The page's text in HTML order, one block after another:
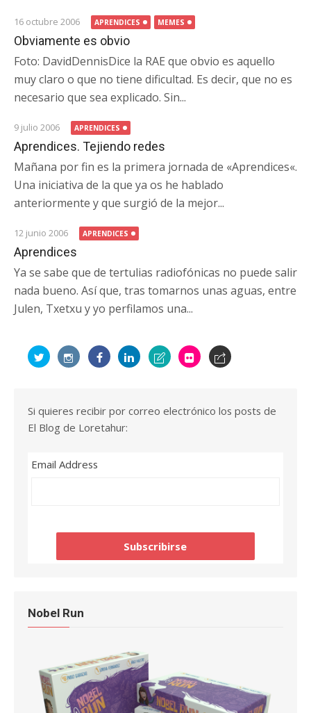
16 octubre 2006 APRENDICES MEMES
Obviamente es obvio
Foto: DavidDennisDice la RAE que obvio es aquello
muy claro o que no tiene dificultad. Es decir, que no es
necesario que sea explicado. Sin...
9 julio 2006 APRENDICES
Aprendices. Tejiendo redes
Mañana por fin es la primera jornada de «Aprendices«.
Una iniciativa de la que ya os he hablado
anteriormente y que surgió de la mejor...
12 junio 2006 APRENDICES
Aprendices
Ya se sabe que de tertulias radiofónicas no puede salir
nada bueno. Así que, tras tomarnos unas aguas, entre
Julen, Txetxu y yo perfilamos una...
Si quieres recibir por correo electrónico los posts de
El Blog de Loretahur:
Email Address
Nobel Run